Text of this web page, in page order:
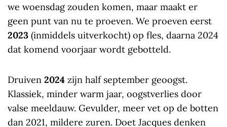
we woensdag zouden komen, maar maakt er
geen punt van nu te proeven. We proeven eerst
2023 (inmiddels uitverkocht) op fles, daarna 2024
dat komend voorjaar wordt gebotteld.
Druiven 2024 zijn half september geoogst.
Klassiek, minder warm jaar, oogstverlies door
valse meeldauw. Gevulder, meer vet op de botten
dan 2021, mildere zuren. Doet Jacques denken